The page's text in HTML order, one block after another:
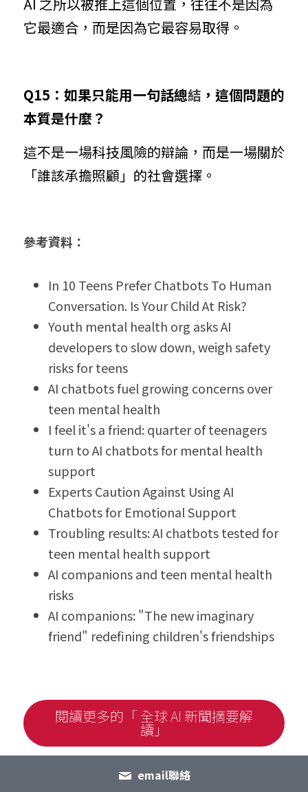
它最適合，而是因為它最容易取得。
Q15：如果只能用一句話總結 ，這個問題的
本質是什麼？
這不是一場科技風險的辯論，而是一場關於
「誰該承擔照顧」的社會選擇。
參考資料：
In 10 Teens Prefer Chatbots To Human
Conversation. Is Your Child At Risk?
Youth mental health org asks AI
developers to slow down, weigh safety
risks for teens
AI chatbots fuel growing concerns over
teen mental health
I feel it's a friend: quarter of teenagers
turn to AI chatbots for mental health
support
Experts Caution Against Using AI
Chatbots for Emotional Support
Troubling results: AI chatbots tested for
teen mental health support
AI companions and teen mental health
risks
AI companions: "The new imaginary
friend" redefining children's friendships
閱讀更多的「 全球 AI 新聞摘要解
讀」
email聯絡